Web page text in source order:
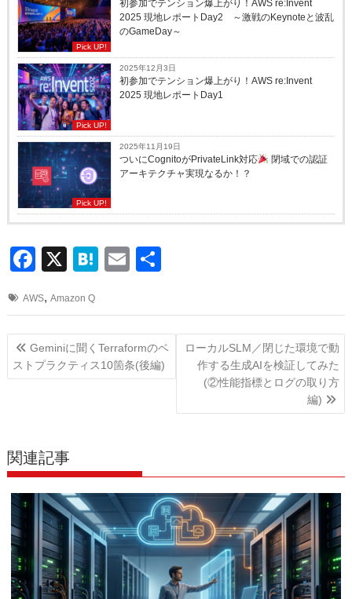
Pick UP!
初参加でテンション爆上がり！AWS re:Invent
2025 現地レポートDay2 ～激戦のKeynoteと波乱
のGameDay～
Pick UP!
2025年12月3日
初参加でテンション爆上がり！AWS re:Invent
2025 現地レポートDay1
Pick UP!
2025年11月19日
ついにCognitoがPrivateLink対応
閉域での認証
アーキテクチャ実現なるか！？
F
c
e
b
o
X
H
e
n
a
E
ail
AWS,Amazon Q
投
稿
ナ
シ
ン
Geminiに聞くTerraformのベ
ストプラクティス10箇条(後編)
ローカルSLM／閉じた環境で動
作する生成AIを検証してみた
(②性能指標とログの取り方
編)
関連記事